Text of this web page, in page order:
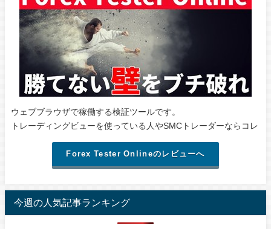
ウェブブラウザで稼働する検証ツールです。
トレーディングビューを使っている人やSMCトレーダーならコレ
Forex Tester Onlineのレビューへ
今週の人気記事ランキング